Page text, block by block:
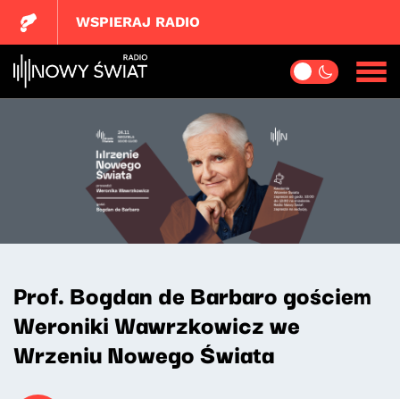
WSPIERAJ RADIO
Prof. Bogdan de Barbaro gościem
Weroniki Wawrzkowicz we
Wrzeniu Nowego Świata